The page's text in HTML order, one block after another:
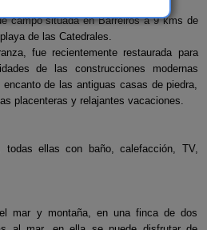
campo situada en Barreiros a 9 kms de
de las Catedrales.
fue recientemente restaurada para
de las construcciones modernas
de las antiguas casas de piedra,
placenteras y relajantes vacaciones.
todas ellas con baño, calefacción, TV,
mar y montaña, en una finca de dos